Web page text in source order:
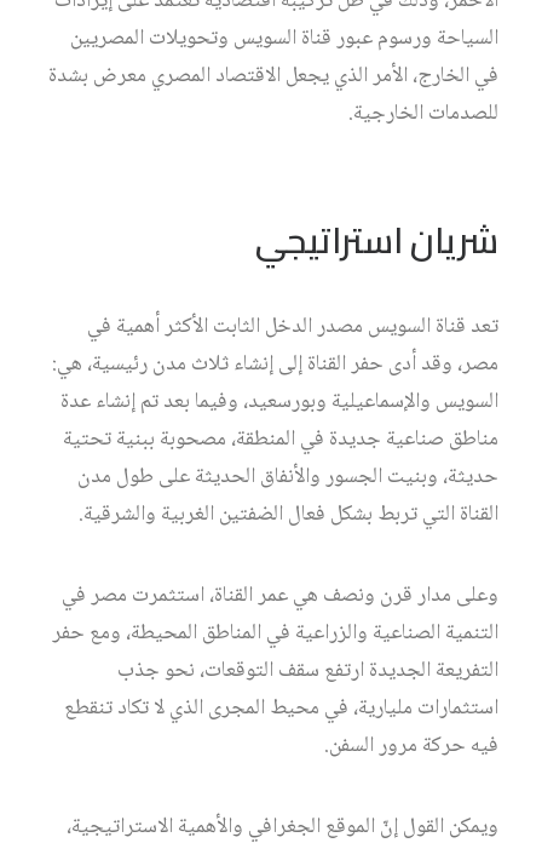
السياحة ورسوم عبور قناة السويس وتحويلات المصريين
في الخارج، الأمر الذي يجعل الاقتصاد المصري معرض بشدة
للصدمات الخارجية.
شريان استراتيجي
تعد قناة السويس مصدر الدخل الثابت الأكثر أهمية في
مصر، وقد أدى حفر القناة إلى إنشاء ثلاث مدن رئيسية، هي:
السويس والإسماعيلية وبورسعيد، وفيما بعد تم إنشاء عدة
مناطق صناعية جديدة في المنطقة، مصحوبة ببنية تحتية
حديثة، وبنيت الجسور والأنفاق الحديثة على طول مدن
القناة التي تربط بشكل فعال الضفتين الغربية والشرقية.
وعلى مدار قرن ونصف هي عمر القناة، استثمرت مصر في
التنمية الصناعية والزراعية في المناطق المحيطة، ومع حفر
التفريعة الجديدة ارتفع سقف التوقعات، نحو جذب
استثمارات مليارية، في محيط المجرى الذي لا تكاد تنقطع
فيه حركة مرور السفن.
ويمكن القول إنّ الموقع الجغرافي والأهمية الاستراتيجية،